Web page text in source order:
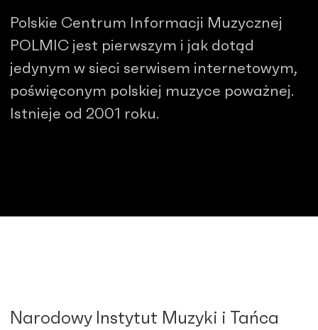
Polskie Centrum Informacji Muzycznej
POLMIC jest pierwszym i jak dotąd
jedynym w sieci serwisem internetowym,
poświęconym polskiej muzyce poważnej.
Istnieje od 2001 roku.
Narodowy Instytut Muzyki i Tańca